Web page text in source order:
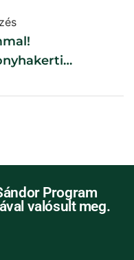
Program
valósult meg.